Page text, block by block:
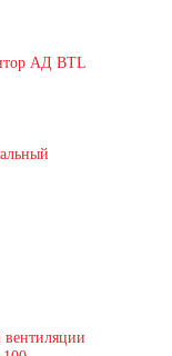
АД BTL
вентиляции